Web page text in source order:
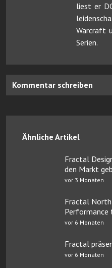
liest er
Warcraft
Serien.
Kommentar schreiben
Ähnliche Artikel
Fractal
den Markt
vor 3 Monaten
Fractal
Performance
vor 6 Monaten
Fractal
vor 6 Monaten